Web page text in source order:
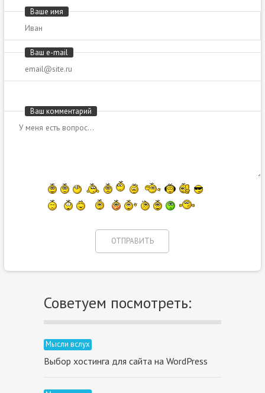
Ваше имя
Ваш e-mail
Ваш комментарий
Советуем посмотреть:
Мысли вслух
Выбор хостинга для сайта на WordPress